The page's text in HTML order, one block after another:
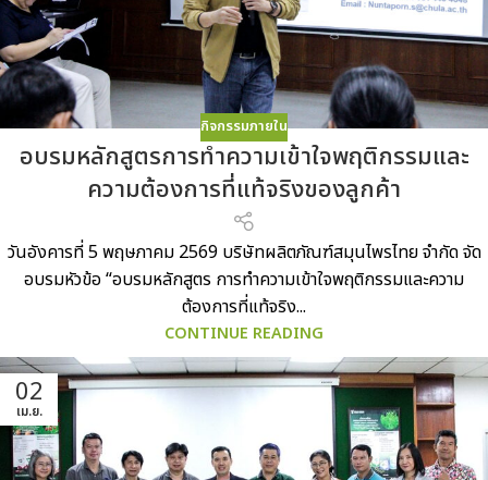
กิจกรรมภายใน
อบรมหลักสูตรการทำความเข้าใจพฤติกรรมและ
ความต้องการที่แท้จริงของลูกค้า
วันอังคารที่ 5 พฤษภาคม 2569 บริษัทผลิตภัณฑ์สมุนไพรไทย จำกัด จัด
อบรมหัวข้อ “อบรมหลักสูตร การทำความเข้าใจพฤติกรรมและความ
ต้องการที่แท้จริง...
CONTINUE READING
02
เม.ย.